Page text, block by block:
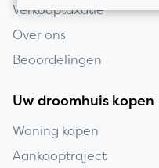
Verkooptaxatie
Over ons
Beoordelingen
Uw droomhuis kopen
Woning kopen
Aankooptraject